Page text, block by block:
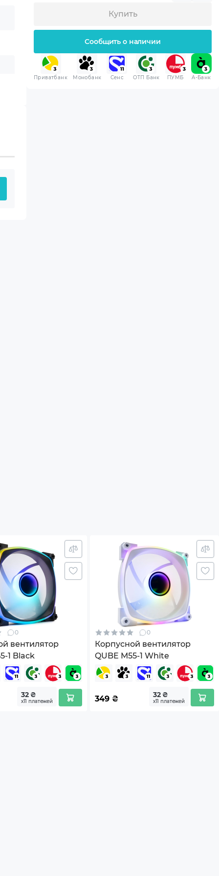
Купить
Сообщить о наличии
Приватбанк Монобанк Сенс ОТП Банк ПУМБ A-Банк
0
вентилятор
1 Black
32 ₴
х11 платежей
0
Корпусной вентилятор
QUBE M55-1 White
349 ₴ 32 ₴
х11 платежей